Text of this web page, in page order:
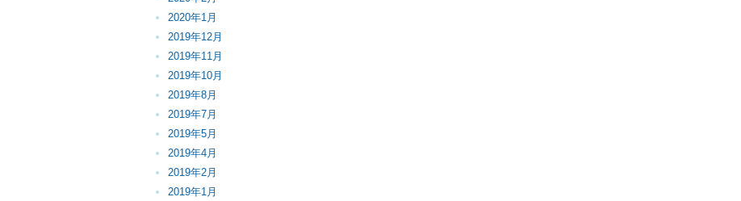
2020年1月
2019年12月
2019年11月
2019年10月
2019年8月
2019年7月
2019年5月
2019年4月
2019年2月
2019年1月